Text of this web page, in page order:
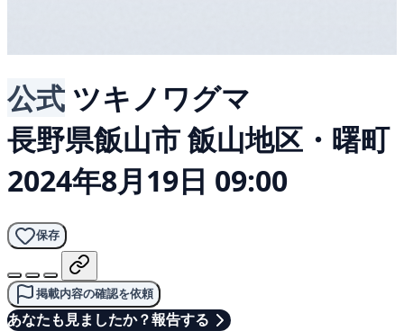
公式 ツキノワグマ
長野県飯山市 飯山地区・曙町
2024年8月19日 09:00
保存
掲載内容の確認を依頼
あなたも見ましたか？報告する